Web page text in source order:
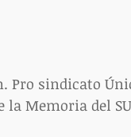
Pro sindicato
la Memoria del